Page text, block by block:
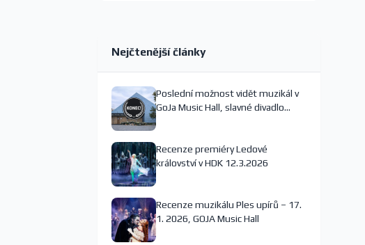
Nejčtenější články
Poslední možnost vidět muzikál v
GoJa Music Hall, slavné divadlo
Recenze premiéry Ledové
království v HDK 12.3.2026
Recenze muzikálu Ples upírů – 17.
1. 2026, GOJA Music Hall